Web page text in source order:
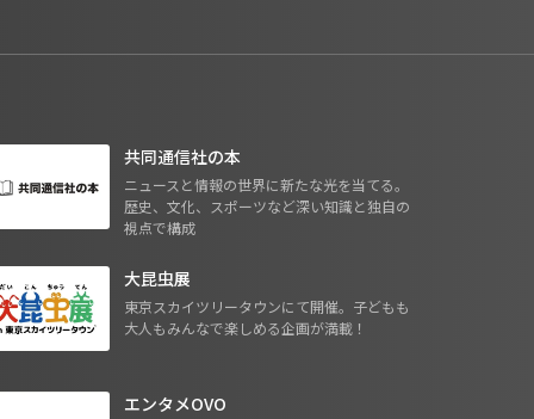
共同通信社の本
ニュースと情報の世界に新たな光を当てる。
歴史、文化、スポーツなど深い知識と独自の
視点で構成
大昆虫展
東京スカイツリータウンにて開催。子どもも
大人もみんなで楽しめる企画が満載！
エンタメOVO